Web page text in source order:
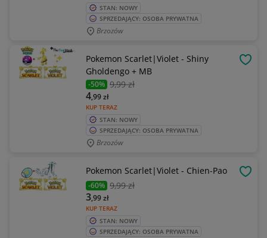
STAN: NOWY
SPRZEDAJĄCY: OSOBA PRYWATNA
Brzozów
Pokemon Scarlet|Violet - Shiny
Gholdengo + MB
-50% 9,99 zł
KUP TERAZ
4,99zł
STAN: NOWY
SPRZEDAJĄCY: OSOBA PRYWATNA
Brzozów
Pokemon Scarlet|Violet - Chien-Pao
-60% 9,99 zł
KUP TERAZ
3,99zł
STAN: NOWY
SPRZEDAJĄCY: OSOBA PRYWATNA